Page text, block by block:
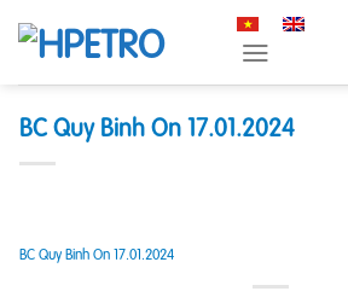
content
BC Quy Binh On 17.01.2024
BC Quy Binh On 17.01.2024